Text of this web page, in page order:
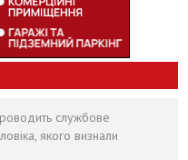
службове
якого визнали